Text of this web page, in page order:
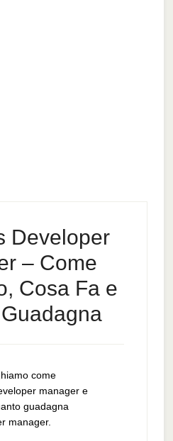
Developer
– Come
Cosa Fa e
come
manager e
guadagna
manager.